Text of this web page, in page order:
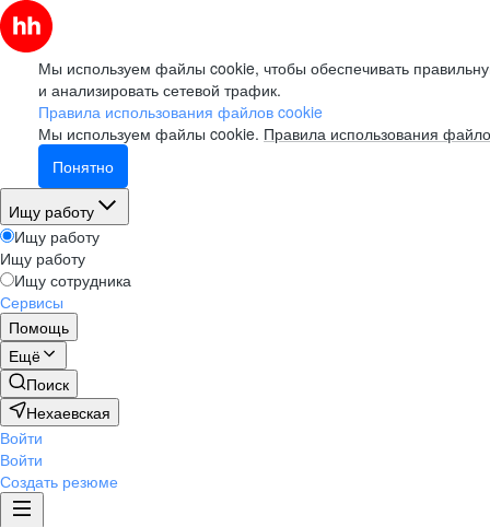
Мы используем файлы cookie, чтобы обеспечивать
и анализировать сетевой трафик.
Правила использования файлов cookie
Мы используем файлы cookie. Правила использования
Понятно
Ищу работу
Ищу работу
Ищу работу
Ищу сотрудника
Сервисы
Помощь
Ещё
Поиск
Нехаевская
Войти
Войти
Создать резюме